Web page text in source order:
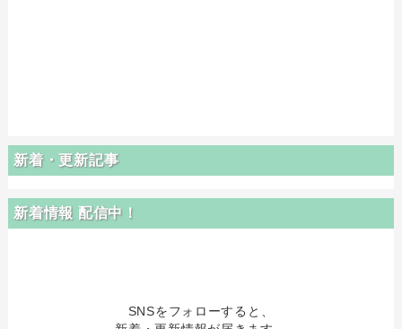
新着・更新記事
新着情報 配信中！
SNSをフォローすると、